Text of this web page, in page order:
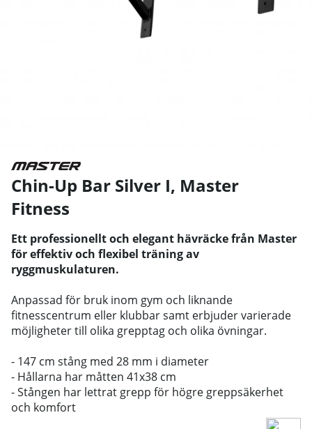
Chin-Up Bar Silver I, Master
Fitness
Ett professionellt och elegant hävräcke från Master
för effektiv och flexibel träning av
ryggmuskulaturen.
Anpassad för bruk inom gym och liknande
fitnesscentrum eller klubbar samt erbjuder varierade
möjligheter till olika grepptag och olika övningar.
- 147 cm stång med 28 mm i diameter
- Hållarna har måtten 41x38 cm
- Stången har lettrat grepp för högre greppsäkerhet
och komfort